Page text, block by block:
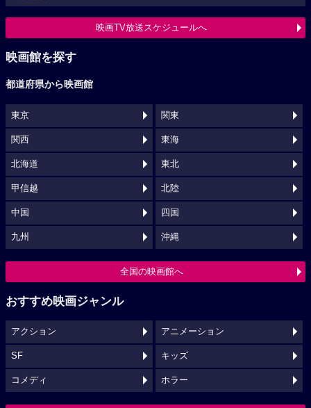
映画TV放送スケジュールへ
映画館を探す
都道府県から映画館
東京 関東
関西 東海
北海道 東北
甲信越 北陸
中国 四国
九州 沖縄
全国の映画館へ
おすすめ映画ジャンル
アクション アニメーション
SF キッズ
コメディ ホラー